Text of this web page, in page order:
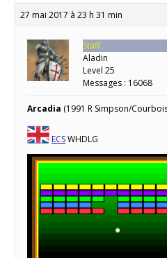
27 mai 2017 à 23 h 31 min
Staff
Aladin
Level 25
Messages : 16068
Arcadia (1991 R Simpson/
ECSWHDLG